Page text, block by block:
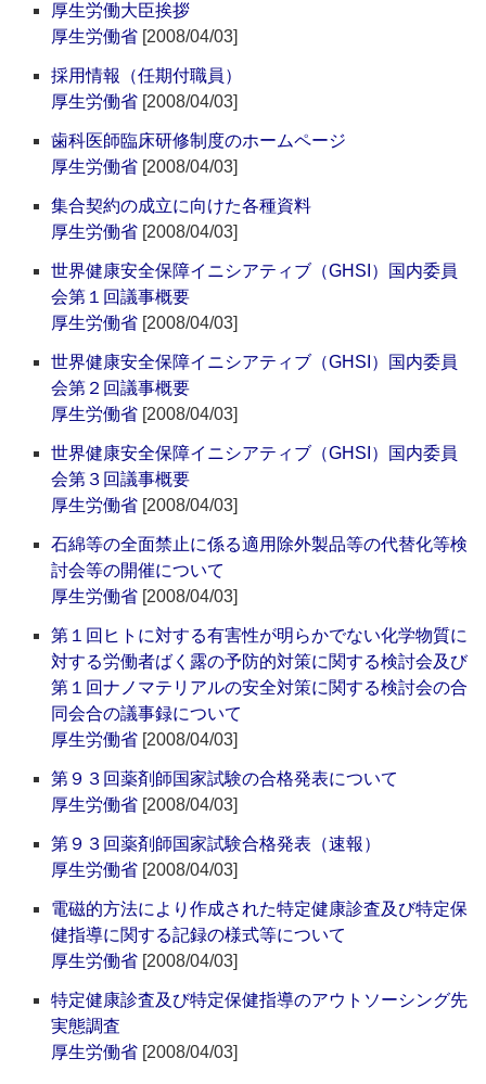
厚生労働大臣挨拶
厚生労働省 [2008/04/03]
採用情報（任期付職員）
厚生労働省 [2008/04/03]
歯科医師臨床研修制度のホームページ
厚生労働省 [2008/04/03]
集合契約の成立に向けた各種資料
厚生労働省 [2008/04/03]
世界健康安全保障イニシアティブ（GHSI）国内委員
会第１回議事概要
厚生労働省 [2008/04/03]
世界健康安全保障イニシアティブ（GHSI）国内委員
会第２回議事概要
厚生労働省 [2008/04/03]
世界健康安全保障イニシアティブ（GHSI）国内委員
会第３回議事概要
厚生労働省 [2008/04/03]
石綿等の全面禁止に係る適用除外製品等の代替化等検
討会等の開催について
厚生労働省 [2008/04/03]
第１回ヒトに対する有害性が明らかでない化学物質に
対する労働者ばく露の予防的対策に関する検討会及び
第１回ナノマテリアルの安全対策に関する検討会の合
同会合の議事録について
厚生労働省 [2008/04/03]
第９３回薬剤師国家試験の合格発表について
厚生労働省 [2008/04/03]
第９３回薬剤師国家試験合格発表（速報）
厚生労働省 [2008/04/03]
電磁的方法により作成された特定健康診査及び特定保
健指導に関する記録の様式等について
厚生労働省 [2008/04/03]
特定健康診査及び特定保健指導のアウトソーシング先
実態調査
厚生労働省 [2008/04/03]